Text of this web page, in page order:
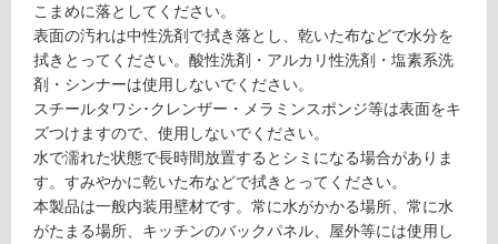
土足・遮
音・床暖
対
応
し
て
い
る
こまめに落としてください。
表面の汚れは中性洗剤で拭き落とし、乾いた布などで水分を
拭きとってください。酸性洗剤・アルカリ性洗剤・塩素系洗
剤・シンナーは使用しないでください。
スチールタワシ･クレンザー・メラミンスポンジ等は表面をキ
ズつけますので、使用しないでください。
水で濡れた状態で長時間放置するとシミになる場合がありま
す。すみやかに乾いた布などで拭きとってください。
本製品は一般内装用壁材です。常に水がかかる場所、常に水
がたまる場所、キッチンのバックパネル、屋外等には使用し